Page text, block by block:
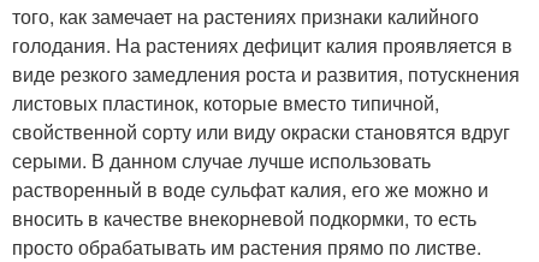
того, как замечает на растениях признаки калийного
голодания. На растениях дефицит калия проявляется в
виде резкого замедления роста и развития, потускнения
листовых пластинок, которые вместо типичной,
свойственной сорту или виду окраски становятся вдруг
серыми. В данном случае лучше использовать
растворенный в воде сульфат калия, его же можно и
вносить в качестве внекорневой подкормки, то есть
просто обрабатывать им растения прямо по листве.